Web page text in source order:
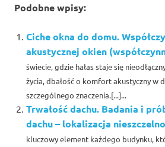
Podobne wpisy:
Ciche okna do domu.
akustycznej okien
świecie, gdzie hałas staje się
życia, dbałość o komfort akustyczny w
szczególnego znaczenia.[...]...
Trwałość dachu. Badania i
dachu – lokalizacja
kluczowy element każdego budynku,